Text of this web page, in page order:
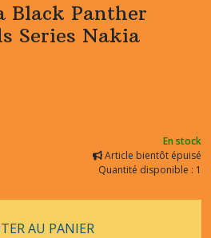
Black Panther
Series Nakia
En stock
Article bientôt épuisé
Quantité disponible : 1
AU PANIER